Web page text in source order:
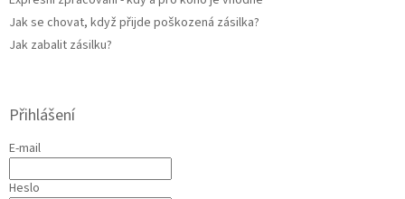
Jak se chovat, když přijde poškozená zásilka?
Jak zabalit zásilku?
Přihlášení
E-mail
Heslo